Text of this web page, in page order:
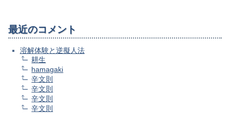
最近のコメント
溶解体験と逆擬人法
耕生
hamagaki
辛文則
辛文則
辛文則
辛文則